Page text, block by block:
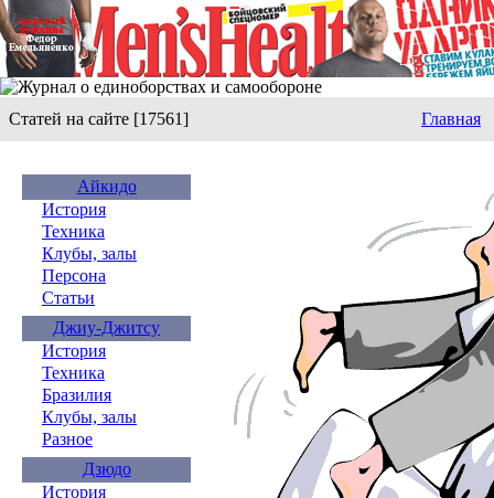
Статей на сайте [17561] Главная
Айкидо
История
Техника
Клубы, залы
Персона
Статьи
Джиу-Джитсу
История
Техника
Бразилия
Клубы, залы
Разное
Дзюдо
История